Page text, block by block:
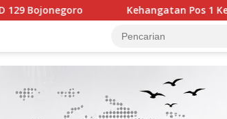
Pos 1 Kesongo: Ketika Satgas